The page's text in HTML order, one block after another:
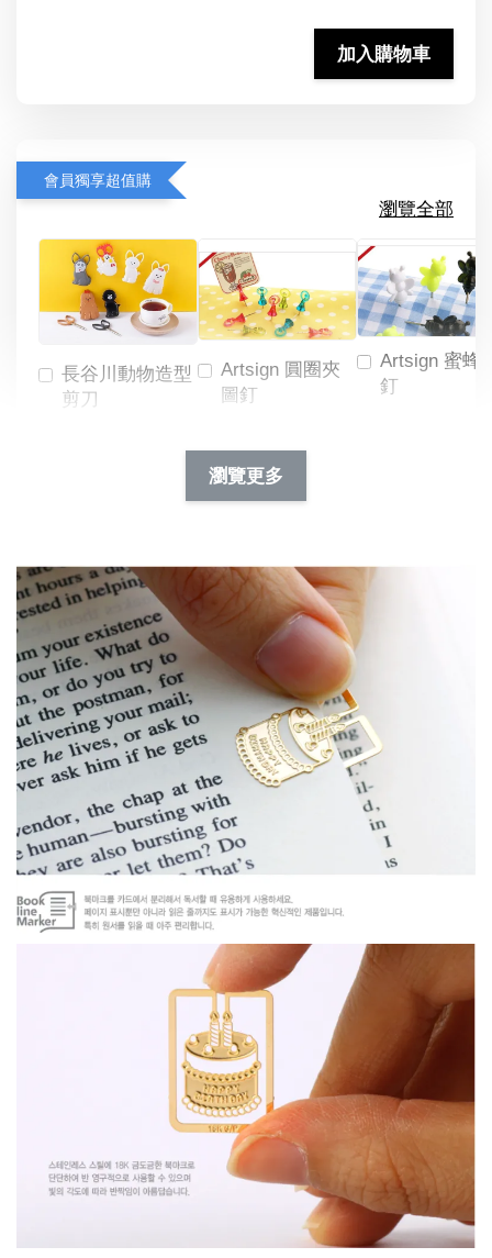
加入購物車
會員獨享超值購
瀏覽全部
長谷川動物造型
剪刀
Artsign 圓圈夾
圖釘
NT$ 19.00
NT$ 66.00
Artsign 蜜蜂
釘
加入購物車
瀏覽更多